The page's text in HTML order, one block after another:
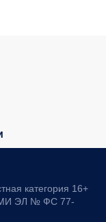
категория 16+
СМИ ЭЛ № ФС 77-